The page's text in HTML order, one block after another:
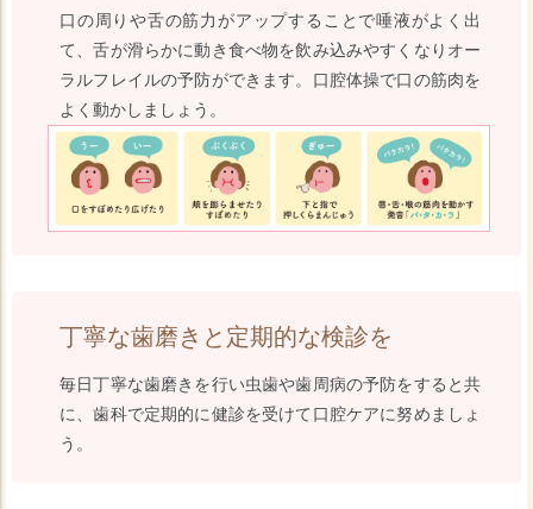
口の周りや舌の筋力がアップすることで唾液がよく出
て、舌が滑らかに動き食べ物を飲み込みやすくなりオー
ラルフレイルの予防ができます。口腔体操で口の筋肉を
よく動かしましょう。
丁寧な歯磨きと定期的な検診を
毎日丁寧な歯磨きを行い虫歯や歯周病の予防をすると共
に、歯科で定期的に健診を受けて口腔ケアに努めましょ
う。